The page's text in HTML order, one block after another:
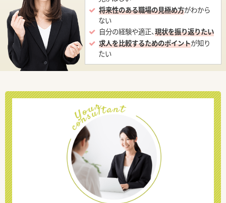
将来性のある職場の見極め方がわから
ない
自分の経験や適正、現状を振り返りたい
求人を比較するためのポイントが知り
たい